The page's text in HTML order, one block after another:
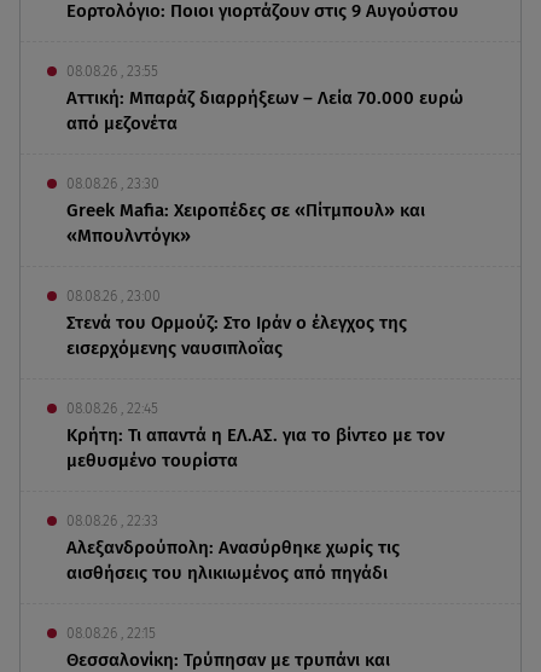
Εορτολόγιο: Ποιοι γιορτάζουν στις 9 Αυγούστου
08.08.26 , 23:55
Αττική: Μπαράζ διαρρήξεων – Λεία 70.000 ευρώ
από μεζονέτα
08.08.26 , 23:30
Greek Mafia: Χειροπέδες σε «Πίτμπουλ» και
«Μπουλντόγκ»
08.08.26 , 23:00
Στενά του Ορμούζ: Στο Ιράν ο έλεγχος της
εισερχόμενης ναυσιπλοΐας
08.08.26 , 22:45
Κρήτη: Τι απαντά η ΕΛ.ΑΣ. για το βίντεο με τον
μεθυσμένο τουρίστα
08.08.26 , 22:33
Αλεξανδρούπολη: Ανασύρθηκε χωρίς τις
αισθήσεις του ηλικιωμένος από πηγάδι
08.08.26 , 22:15
Θεσσαλονίκη: Τρύπησαν με τρυπάνι και